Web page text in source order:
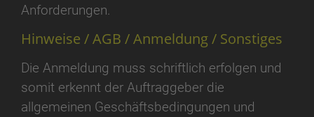
Anforderungen.
Hinweise / AGB / Anmeldung / Sonstiges
Die Anmeldung muss schriftlich erfolgen und
somit erkennt der Auftraggeber die
allgemeinen Geschäftsbedingungen und